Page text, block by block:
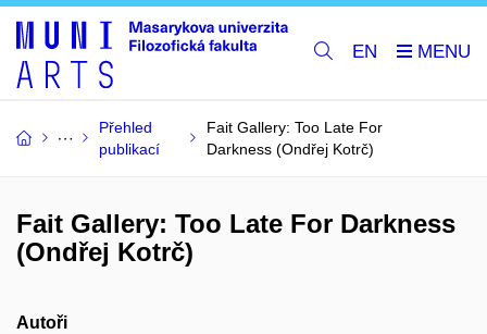
EN
Přehled
publikací
Fait Gallery: Too Late For
Darkness (Ondřej Kotrč)
Fait Gallery: Too Late For Darkness
(Ondřej Kotrč)
Autoři